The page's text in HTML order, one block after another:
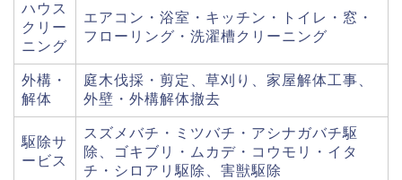
ハウス
クリー
ニング
エアコン・浴室・キッチン・トイレ・窓・
フローリング・洗濯槽クリーニング
外構・
解体
庭木伐採・剪定、草刈り、家屋解体工事、
外壁・外構解体撤去
駆除サ
ービス
スズメバチ・ミツバチ・アシナガバチ駆
除、ゴキブリ・ムカデ・コウモリ・イタ
チ・シロアリ駆除、害獣駆除